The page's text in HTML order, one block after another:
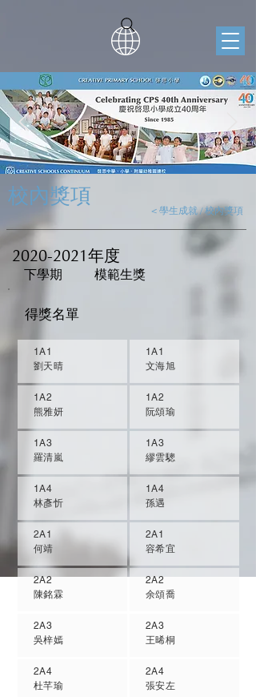
校內獎項
< 學生成就 / 校內獎項
2020-2021 年度
下學期 模範生獎
得獎名單
1A1
劉天晴
1A2
熊雅妍
1A3
羅清嵐
1A4
林彥忻
2A1
何靖
2A2
陳銘霖
2A3
吳梓嫣
2A4
杜芊瑜
1A1
文海旭
1A2
阮頌瑜
1A3
繆雲驄
1A4
孫遇
2A1
容希宜
2A2
余頌喬
2A3
王晞桐
2A4
張安左